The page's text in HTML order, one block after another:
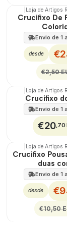
DESCONTO
Loja de Artigos
Crucifixo De
Envio de 1
desde €2
€2,50
Loja de Artigos
Crucifixo
Envio de 1
€20,70
DESCONTO
Loja de Artigos
Crucifixo
duas
Envio de 1
desde €9
€10,50